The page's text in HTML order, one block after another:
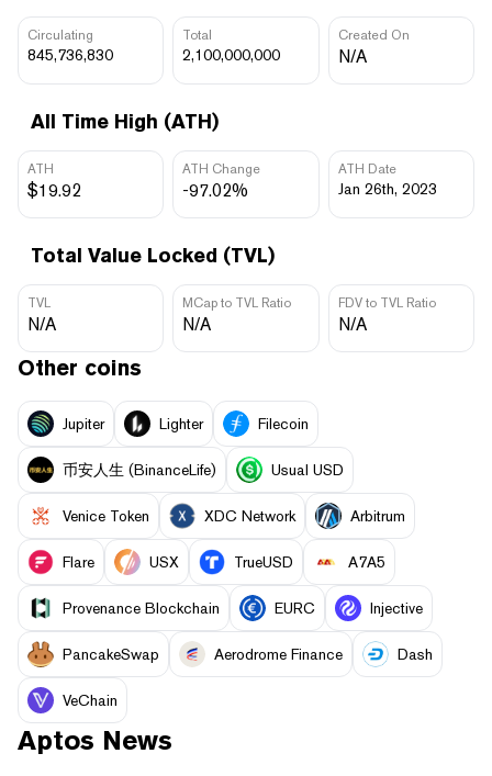
Circulating
845,736,830
Total
2,100,000,000
Created On
N/A
All Time High (ATH)
ATH
$19.92
ATH Change
-97.02%
ATH Date
Jan 26th, 2023
Total Value Locked (TVL)
TVL
N/A
MCap to TVL Ratio
N/A
FDV to TVL Ratio
N/A
Other coins
Jupiter Lighter Filecoin
币安人生 (BinanceLife) Usual USD
Venice Token XDC Network Arbitrum
Flare USX TrueUSD A7A5
Provenance Blockchain EURC Injective
PancakeSwap Aerodrome Finance Dash
VeChain
Aptos News